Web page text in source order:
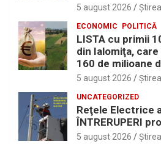
5 august 2026 Ştirea
ECONOMIC POLITICĂ
LISTA cu primii
din Ialomiţa,
160 de milioane
5 august 2026 Ştirea
UNCATEGORIZED
Reţele Electrice
ÎNTRERUPERI
5 august 2026 Ştirea